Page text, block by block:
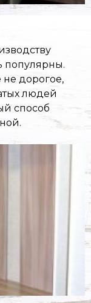
популярны.
не дорогое,
людей
способ